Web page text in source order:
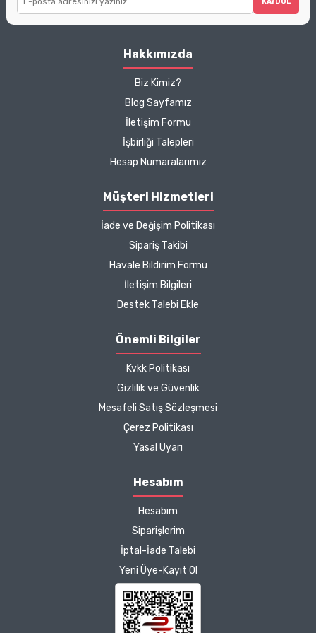
Hakkımızda
Biz Kimiz?
Blog Sayfamız
İletişim Formu
İşbirliği Talepleri
Hesap Numaralarımız
Müşteri Hizmetleri
İade ve Değişim Politikası
Sipariş Takibi
Havale Bildirim Formu
İletişim Bilgileri
Destek Talebi Ekle
Önemli Bilgiler
Kvkk Politikası
Gizlilik ve Güvenlik
Mesafeli Satış Sözleşmesi
Çerez Politikası
Yasal Uyarı
Hesabım
Hesabım
Siparişlerim
İptal-İade Talebi
Yeni Üye-Kayıt Ol